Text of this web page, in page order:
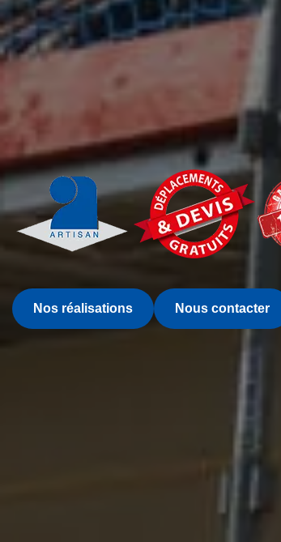
Nos réalisations Nous contacter